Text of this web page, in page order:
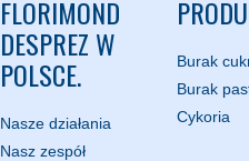
FLORIMOND
DESPREZ W
POLSCE.
Nasze działania
Nasz zespół
Burak
Burak
Cykoria